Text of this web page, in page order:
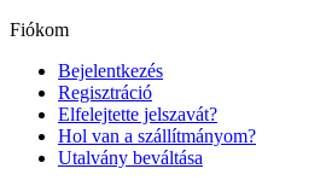
Fiókom
Bejelentkezés
Regisztráció
Elfelejtette jelszavát?
Hol van a szállítmányom?
Utalvány beváltása